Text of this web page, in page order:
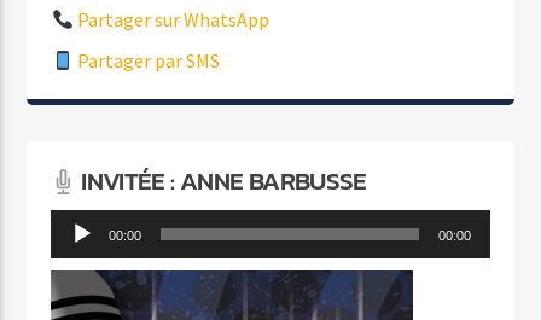
Partager sur WhatsApp
Partager par SMS
INVITÉE : ANNE BARBUSSE
Lecteur 00:00 00:00